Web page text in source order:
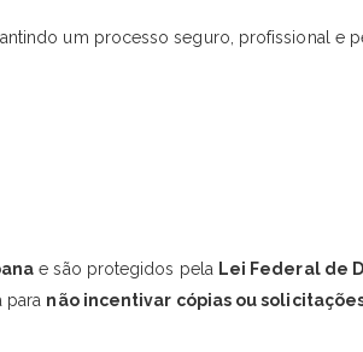
um processo seguro, profissional e
e são protegidos pela Lei Federal de
para não incentivar cópias ou